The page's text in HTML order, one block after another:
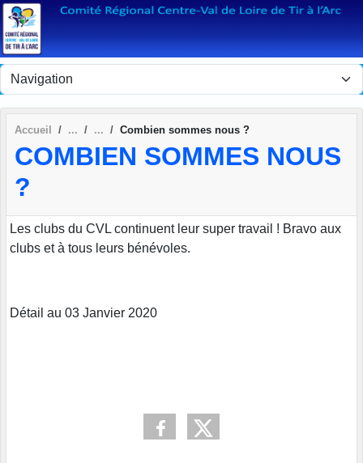
Accueil Combien sommes nous ?
COMBIEN SOMMES NOUS
?
Les clubs du CVL continuent leur super travail ! Bravo aux
clubs et à tous leurs bénévoles.
Détail au 03 Janvier 2020
Panneau de gestion des cookies